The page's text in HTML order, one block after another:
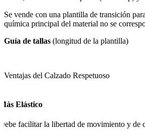
Se vende con una plantilla de transición
química principal del material no se
Guía de tallas (longitud de la plantilla)
Ventajas del Calzado Respetuoso
Elástico
facilitar la libertad de movimiento y de